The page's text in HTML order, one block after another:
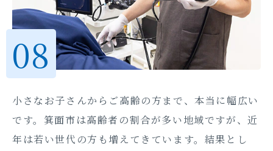
小さなお子さんからご高齢の方まで、本当に幅広い
です。箕面市は高齢者の割合が多い地域ですが、近
年は若い世代の方も増えてきています。結果とし